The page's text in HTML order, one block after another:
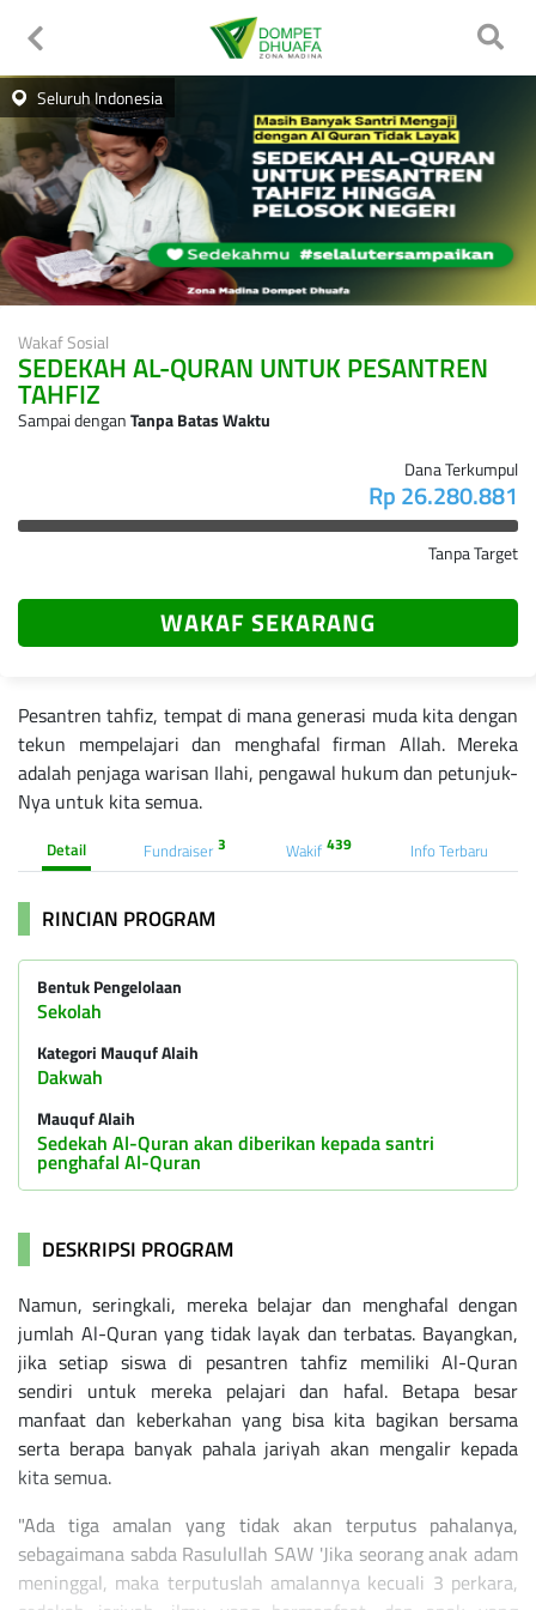
Seluruh Indonesia
Wakaf Sosial
SEDEKAH AL-QURAN UNTUK PESANTREN
TAHFIZ
Sampai denganTanpa Batas Waktu
Dana Terkumpul
Rp 26.280.881
Tanpa Target
WAKAF SEKARANG
Pesantren tahfiz, tempat di mana generasi muda kita dengan
tekun mempelajari dan menghafal firman Allah. Mereka
adalah penjaga warisan Ilahi, pengawal hukum dan petunjuk-
Nya untuk kita semua.
Detail Fundraiser 3 Wakif 439 Info Terbaru
RINCIAN PROGRAM
Bentuk Pengelolaan
Sekolah
Kategori Mauquf Alaih
Dakwah
Mauquf Alaih
Sedekah Al-Quran akan diberikan kepada santri
penghafal Al-Quran
DESKRIPSI PROGRAM
Namun, seringkali, mereka belajar dan menghafal dengan
jumlah Al-Quran yang tidak layak dan terbatas. Bayangkan,
jika setiap siswa di pesantren tahfiz memiliki Al-Quran
sendiri untuk mereka pelajari dan hafal. Betapa besar
manfaat dan keberkahan yang bisa kita bagikan bersama
serta berapa banyak pahala jariyah akan mengalir kepada
kita semua.
"Ada tiga amalan yang tidak akan terputus pahalanya,
sebagaimana sabda Rasulullah SAW 'Jika seorang anak adam
meninggal, maka terputuslah amalannya kecuali 3 perkara,